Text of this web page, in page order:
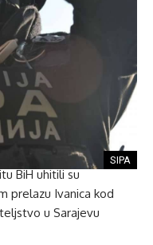
SIPA
BiH uhitili su
prelazu Ivanica kod
u Sarajevu